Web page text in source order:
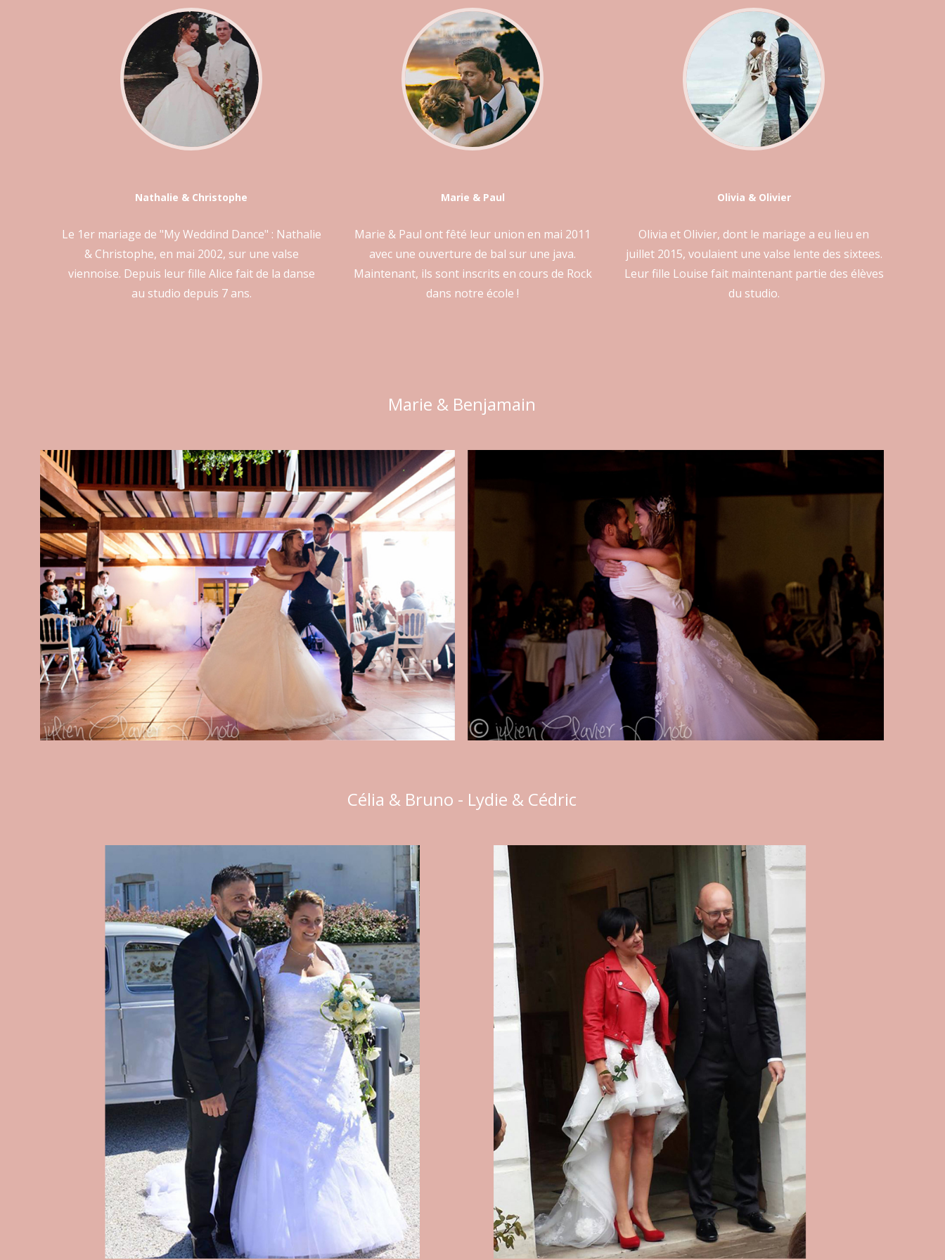
Nathalie & Christophe
Le 1er mariage de "My Weddind Dance" : Nathalie
& Christophe, en mai 2002, sur une valse
viennoise. Depuis leur fille Alice fait de la danse
au studio depuis 7 ans.
Marie & Paul
Marie & Paul ont fêté leur union en mai 2011
avec une ouverture de bal sur une java.
Maintenant, ils sont inscrits en cours de Rock
dans notre école !
Olivia & Olivier
Olivia et Olivier, dont le mariage a eu lieu en
juillet 2015, voulaient une valse lente des sixtees.
Leur fille Louise fait maintenant partie des élèves
du studio.
Marie & Benjamain
Célia & Bruno - Lydie & Cédric